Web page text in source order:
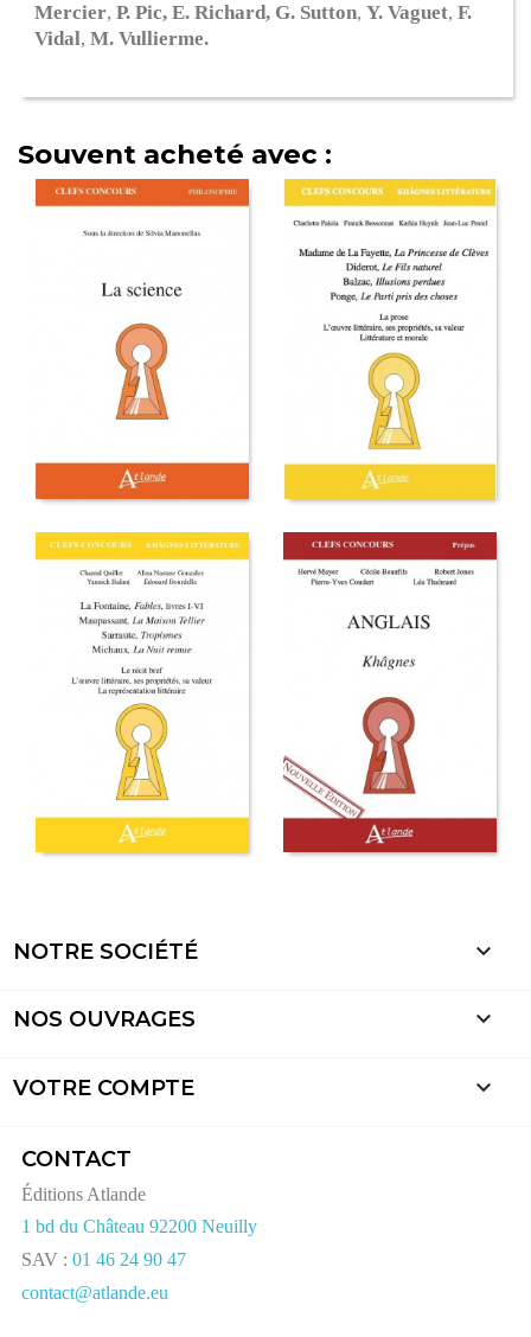
Mercier,P. Pic,E. Richard, G. Sutton,Y. Vaguet,F.
Vidal,M. Vullierme.
Souvent acheté avec :
NOTRE SOCIÉTÉ 
NOS OUVRAGES 
VOTRE COMPTE 
CONTACT
Éditions Atlande
1 bd du Château 92200 Neuilly
SAV : 01 46 24 90 47
contact@atlande.eu